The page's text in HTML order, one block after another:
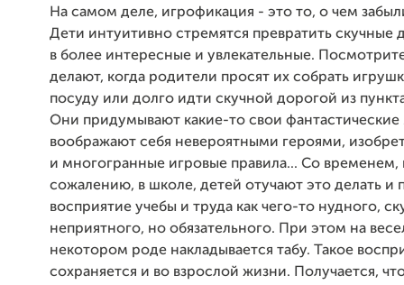
На самом деле, игрофикация - это то, о чем
Дети интуитивно стремятся превратить скучные
в более интересные и увлекательные.
делают, когда родители просят их собрать
посуду или долго идти скучной дорогой из
Они придумывают какие-то свои
воображают себя невероятными героями,
и многогранные игровые правила... Со временем,
сожалению, в школе, детей отучают это делать и
восприятие учебы и труда как чего-то нудного,
неприятного, но обязательного. При этом на
некотором роде накладывается табу. Такое
сохраняется и во взрослой жизни. Получается,